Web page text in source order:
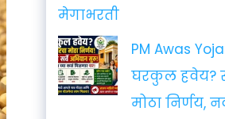
मेगाभरती
PM Awas
घरकुल हवेय?
मोठा निर्णय,